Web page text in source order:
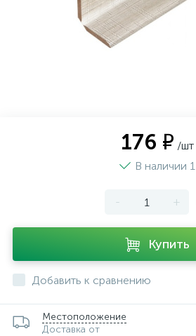
176 ₽ /шт
В наличии 1
- +
Купить
Добавить к сравнению
Местоположение
Доставка от